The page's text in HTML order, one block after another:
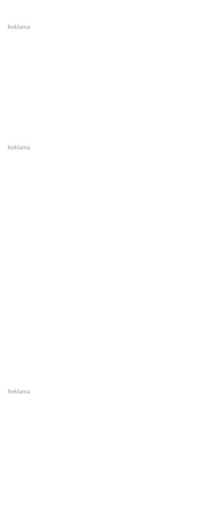
Reklama
Reklama
Reklama